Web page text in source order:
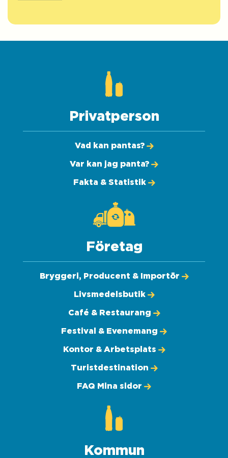
Privatperson
Vad kan pantas?
Var kan jag panta?
Fakta & Statistik
Företag
Bryggeri, Producent & Importör
Livsmedelsbutik
Café & Restaurang
Festival & Evenemang
Kontor & Arbetsplats
Turistdestination
FAQ Mina sidor
Kommun